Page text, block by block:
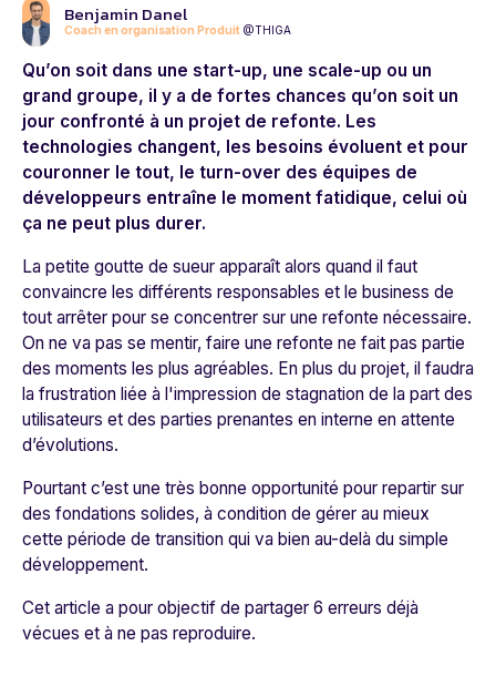
Benjamin Danel
Coach en organisation Produit @THIGA
Qu’on soit dans une start-up, une scale-up ou un
grand groupe, il y a de fortes chances qu’on soit un
jour confronté à un projet de refonte. Les
technologies changent, les besoins évoluent et pour
couronner le tout, le turn-over des équipes de
développeurs entraîne le moment fatidique, celui où
ça ne peut plus durer.
La petite goutte de sueur apparaît alors quand il faut
convaincre les différents responsables et le business de
tout arrêter pour se concentrer sur une refonte nécessaire.
On ne va pas se mentir, faire une refonte ne fait pas partie
des moments les plus agréables. En plus du projet, il faudra
la frustration liée à l'impression de stagnation de la part des
utilisateurs et des parties prenantes en interne en attente
d’évolutions.
Pourtant c’est une très bonne opportunité pour repartir sur
des fondations solides, à condition de gérer au mieux
cette période de transition qui va bien au-delà du simple
développement.
Cet article a pour objectif de partager 6 erreurs déjà
vécues et à ne pas reproduire.